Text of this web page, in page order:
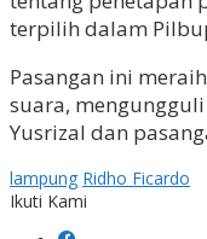
terpilih dalam
Pasangan ini
suara,
Yusrizal dan
lampung Ridho Ficardo
Ikuti Kami